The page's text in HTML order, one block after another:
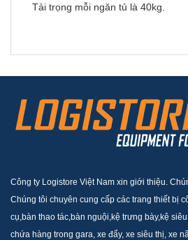
Tải trọng mỗi ngăn tủ là 40kg.
Công ty Logistore Việt Nam xin giới thiệu.
Chúng tôi chuyên cung cấp các trang thiết bị
cụ,bàn thao tác,bàn nguội,kệ trưng bày,kệ
chứa hàng trong gara, xe đẩy, xe siêu thị, xe